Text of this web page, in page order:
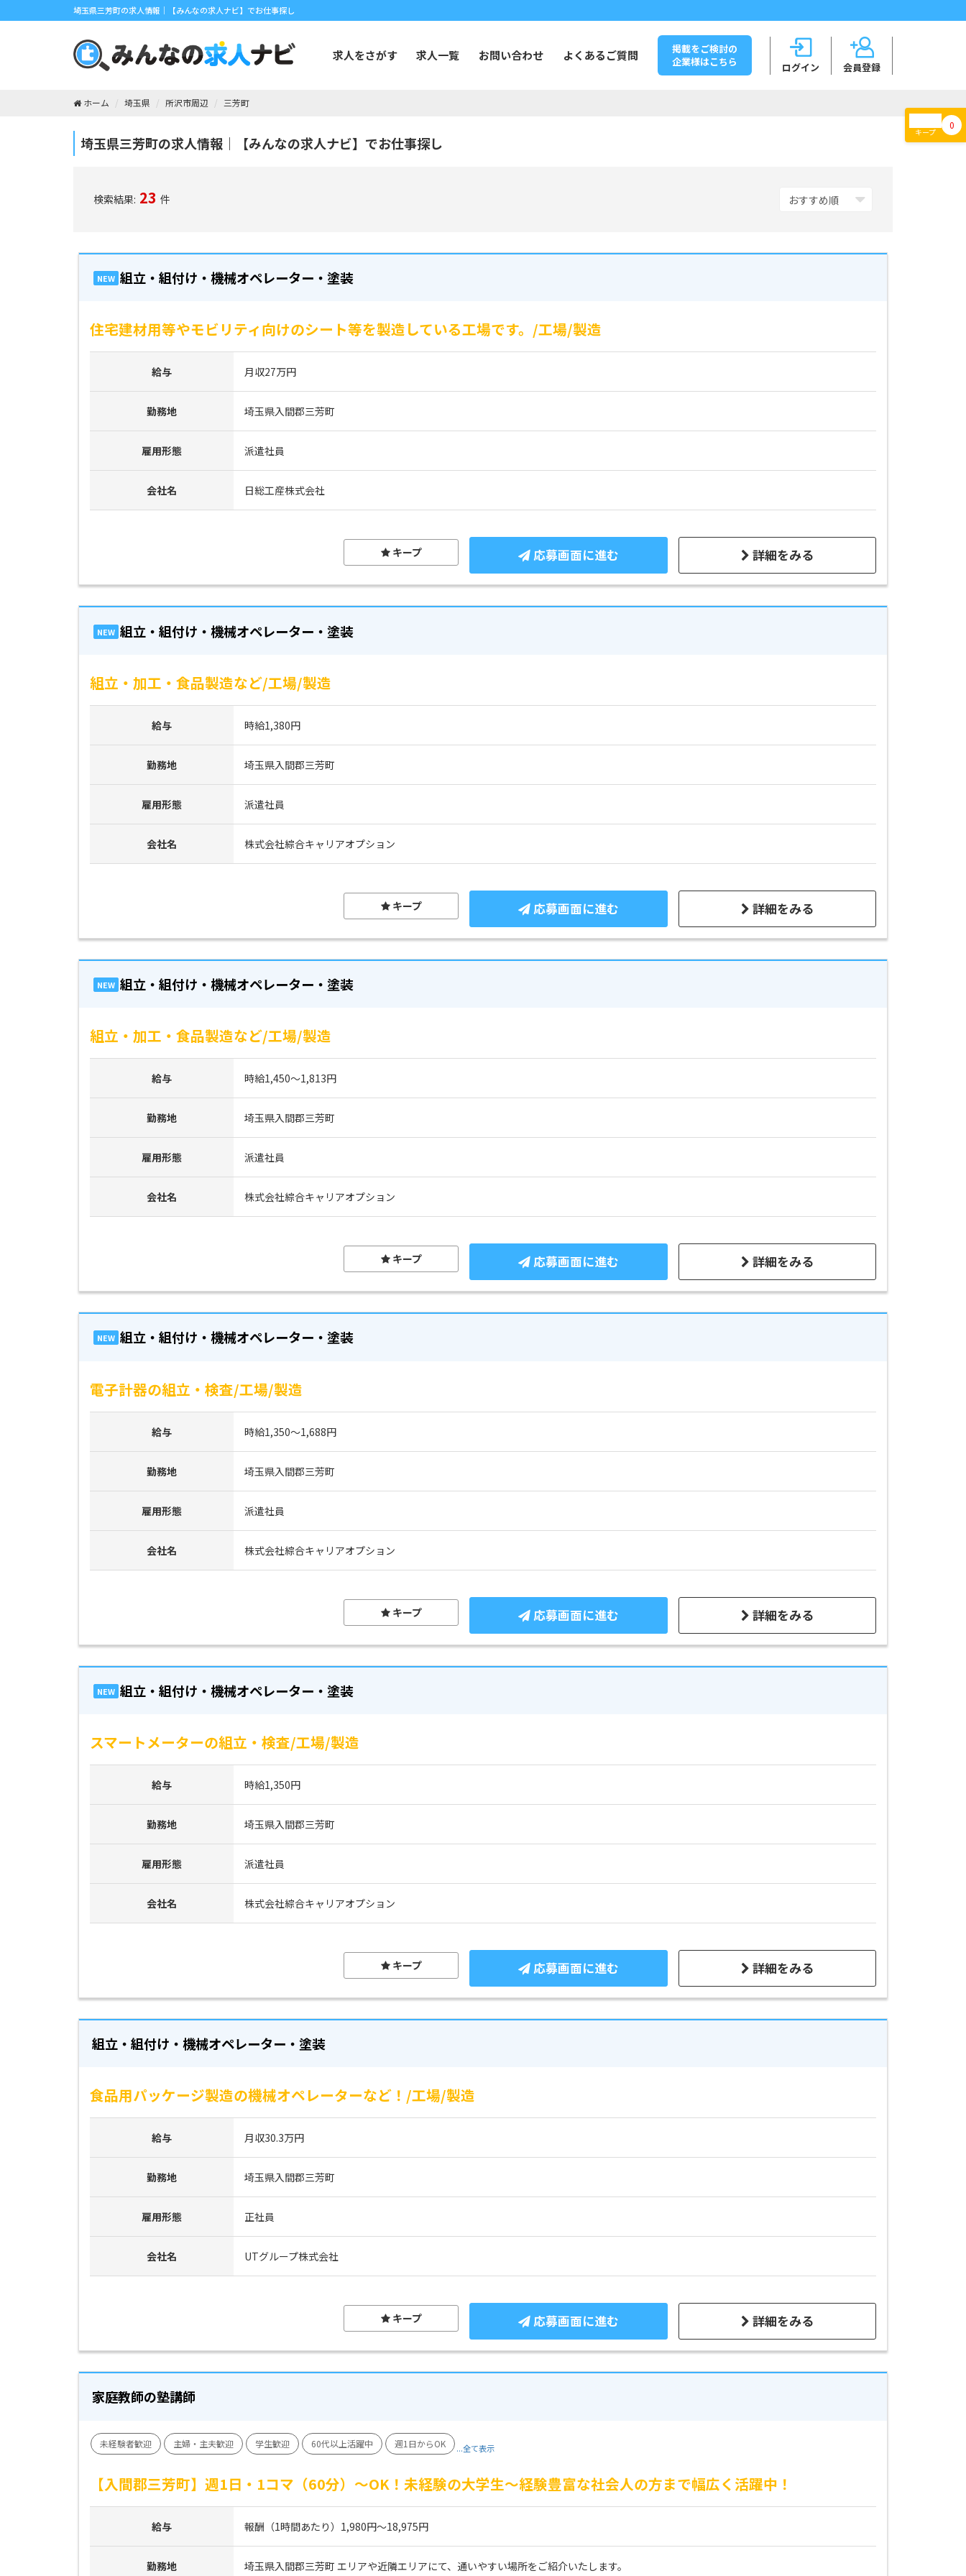
埼玉県三芳町の求人情報｜【みんなの求人ナビ】でお仕事探し
会員登録
ログイン
求人をさがす 求人一覧 お問い合わせ よくあるご質問
掲載をご検討の
企業様はこちら
キープ
0
ホーム 埼玉県 所沢市周辺 三芳町
埼玉県三芳町の求人情報｜【みんなの求人ナビ】でお仕事探し
検索結果: 23 件
NEW 組立・組付け・機械オペレーター・塗装
住宅建材用等やモビリティ向けのシート等を製造している工場です。/工場/製造
給与 月収27万円
勤務地 埼玉県入間郡三芳町
雇用形態 派遣社員
会社名 日総工産株式会社
詳細をみる
応募画面に進む
キープ
NEW 組立・組付け・機械オペレーター・塗装
組立・加工・食品製造など/工場/製造
給与 時給1,380円
勤務地 埼玉県入間郡三芳町
雇用形態 派遣社員
会社名 株式会社綜合キャリアオプション
詳細をみる
応募画面に進む
キープ
NEW 組立・組付け・機械オペレーター・塗装
組立・加工・食品製造など/工場/製造
給与 時給1,450～1,813円
勤務地 埼玉県入間郡三芳町
雇用形態 派遣社員
会社名 株式会社綜合キャリアオプション
詳細をみる
応募画面に進む
キープ
NEW 組立・組付け・機械オペレーター・塗装
電子計器の組立・検査/工場/製造
給与 時給1,350～1,688円
勤務地 埼玉県入間郡三芳町
雇用形態 派遣社員
会社名 株式会社綜合キャリアオプション
詳細をみる
応募画面に進む
キープ
NEW 組立・組付け・機械オペレーター・塗装
スマートメーターの組立・検査/工場/製造
給与 時給1,350円
勤務地 埼玉県入間郡三芳町
雇用形態 派遣社員
会社名 株式会社綜合キャリアオプション
詳細をみる
応募画面に進む
キープ
組立・組付け・機械オペレーター・塗装
食品用パッケージ製造の機械オペレーターなど！/工場/製造
給与 月収30.3万円
勤務地 埼玉県入間郡三芳町
雇用形態 正社員
会社名 UTグループ株式会社
詳細をみる
応募画面に進む
キープ
家庭教師の塾講師
未経験者歓迎 主婦・主夫歓迎 学生歓迎 60代以上活躍中 週1日からOK ...全て表示
【入間郡三芳町】週1日・1コマ（60分）～OK！未経験の大学生～経験豊富な社会人の方まで幅広く活躍中！
給与 報酬（1時間あたり）1,980円～18,975円
勤務地 埼玉県入間郡三芳町 エリアや近隣エリアにて、通いやすい場所をご紹介いたします。